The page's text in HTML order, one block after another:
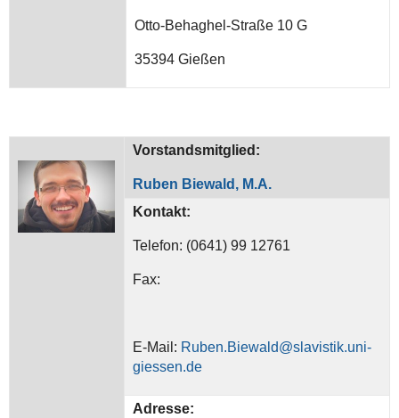
Otto-Behaghel-Straße 10 G
35394 Gießen
Vorstandsmitglied:
Ruben Biewald, M.A.
Kontakt:
Telefon: (0641) 99 12761
Fax:
E-Mail: Ruben.Biewald@slavistik.uni-
giessen.de
Adresse: